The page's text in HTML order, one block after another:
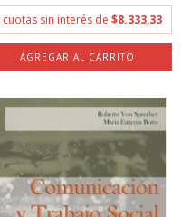
cuotas sin interés de $8.333,33